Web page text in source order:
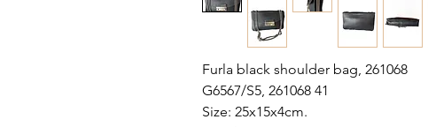
Furla black shoulder bag, 261068
G6567/S5, 261068 41
Size: 25x15x4cm.